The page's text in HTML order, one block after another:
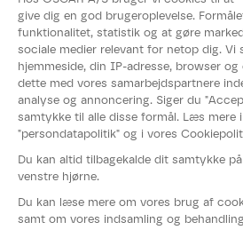
Kataloger
Om OSCAR®
Nyheder
Events
Fødevarestyrelsens